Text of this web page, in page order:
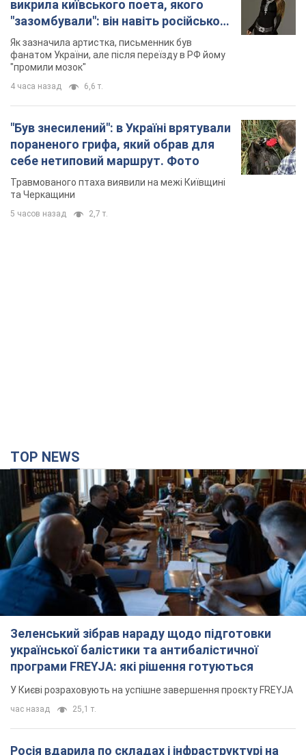
пораненого грифа, який обрав для
себе нетиповий маршрут. Фото
Травмованого птаха виявили на межі Київщині
та Черкащини
Зеленський зібрав нараду щодо підготовки
української балістики та антибалістичної
програми FREYJA: які рішення готуються
У Києві розраховують на успішне завершення проєкту FREYJA
час назад 25,1 т.
Росія вдарила по складах і інфраструктурі на
Дніпропетровщині: є загиблі і поранені. Фото
Заигнуло четверо людей
2 часа назад 5,4 т.
ВАКС обрав запобіжний захід експосолці
України у США Стефанішиній: що відомо про
справу